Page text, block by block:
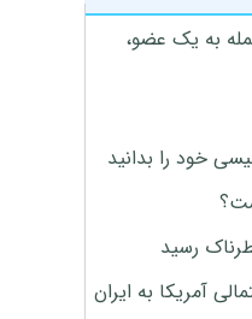
به یک عضو،
خود را بدانید
رسید
آمریکا به ایران